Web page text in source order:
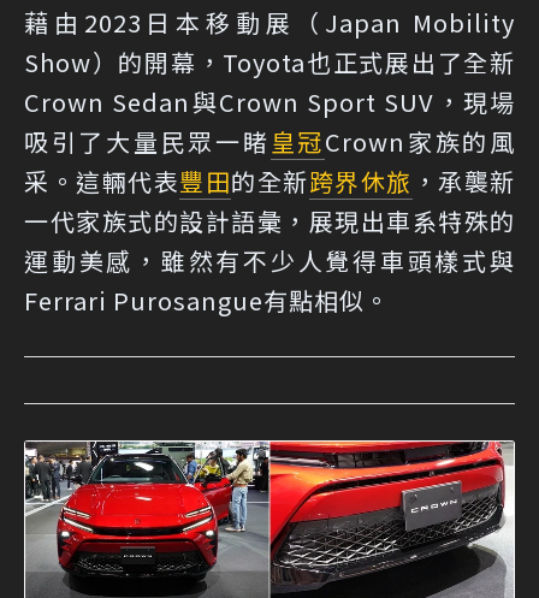
藉由2023日本移動展（Japan Mobility
Show）的開幕，Toyota也正式展出了全新
Crown Sedan與Crown Sport SUV，現場
吸引了大量民眾一睹皇冠Crown家族的風
采。這輛代表豐田的全新跨界休旅 ，承襲新
一代家族式的設計語彙，展現出車系特殊的
運動美感，雖然有不少人覺得車頭樣式與
Ferrari Purosangue有點相似。